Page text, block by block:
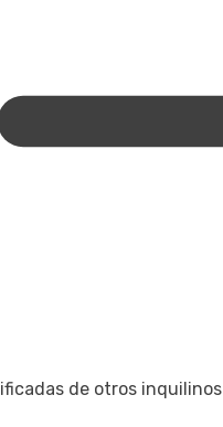
de otros inquilinos